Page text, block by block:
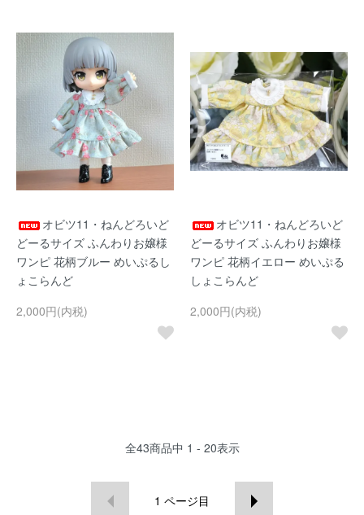
オビツ11・ねんどろいど
どーるサイズ ふんわりお嬢様
ワンピ 花柄ブルー めいぷるし
ょこらんど
2,000円(内税)
オビツ11・ねんどろいど
どーるサイズ ふんわりお嬢様
ワンピ 花柄イエロー めいぷる
しょこらんど
2,000円(内税)
全43商品中 1 - 20表示
1 ページ目